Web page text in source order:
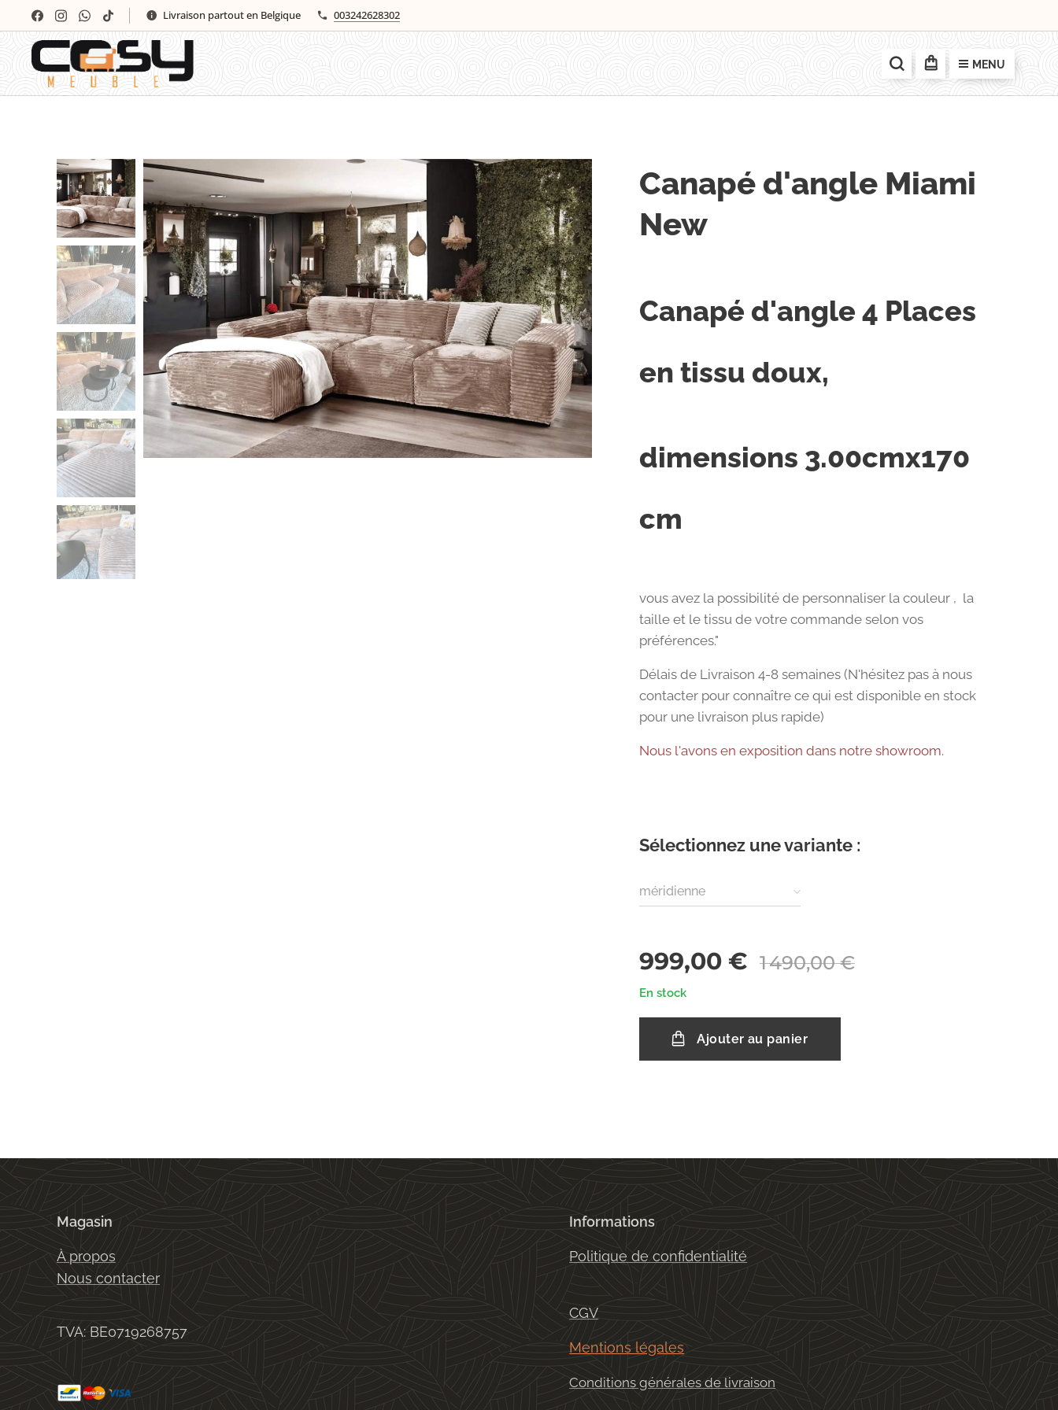
Livraison partout en Belgique 003242628302
MENU
Canapé d'angle Miami
New
Canapé d'angle 4 Places
en tissu doux,
dimensions 3.00cmx170
cm
vous avez la possibilité de personnaliser la couleur , la
taille et le tissu de votre commande selon vos
préférences."
Délais de Livraison 4-8 semaines (N'hésitez pas à nous
contacter pour connaître ce qui est disponible en stock
pour une livraison plus rapide)
Nous l'avons en exposition dans notre showroom.
Sélectionnez une variante :
méridienne
999,00 € 1 490,00€
En stock
Ajouter au panier
Magasin
À propos
Nous contacter
TVA: BE0719268757
Informations
Politique de confidentialité
CGV
Mentions légales
Conditions générales de livraison